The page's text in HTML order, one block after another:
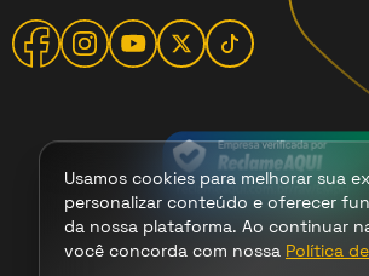
Usamos cookies para melhorar sua
personalizar conteúdo e oferecer
da nossa plataforma. Ao continuar
você concorda com nossa Política